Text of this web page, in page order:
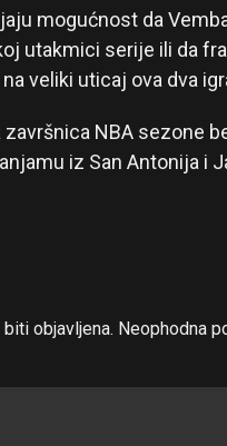
mogućnost da
utakmici serije ili da
veliki uticaj ova dva
NBA sezone
iz San Antonija i
objavljena. Neophodna